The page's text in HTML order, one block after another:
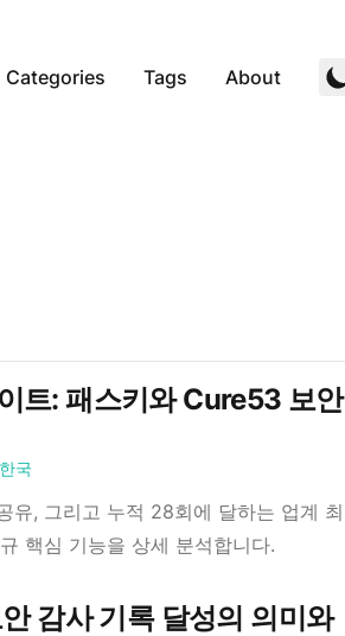
Categories Tags About
트: 패스키와 Cure53 보안
한국
유, 그리고 누적 28회에 달하는 업계 최
핵심 기능을 상세 분석합니다.
감사 기록 달성의 의미와